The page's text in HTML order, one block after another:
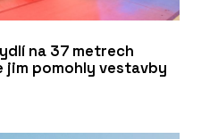
na 37 metrech
jim pomohly vestavby